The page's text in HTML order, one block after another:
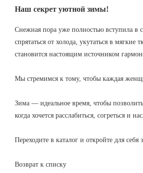
Наш секрет уютной зимы!
Снежная пора уже полностью вступила в
спрятаться от холода, укутаться в
становится настоящим источником
Мы стремимся к тому, чтобы каждая
Зима — идеальное время, чтобы
когда хочется расслабиться, согреться и
Переходите в каталог и откройте для
Возврат к списку